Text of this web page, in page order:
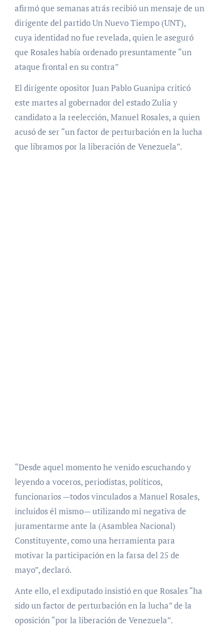
afirmó que semanas atrás recibió un mensaje de un
dirigente del partido Un Nuevo Tiempo (UNT),
cuya identidad no fue revelada, quien le aseguró
que Rosales había ordenado presuntamente “un
ataque frontal en su contra”
El dirigente opositor Juan Pablo Guanipa criticó
este martes al gobernador del estado Zulia y
candidato a la reelección, Manuel Rosales, a quien
acusó de ser “un factor de perturbación en la lucha
que libramos por la liberación de Venezuela”.
“Desde aquel momento he venido escuchando y
leyendo a voceros, periodistas, políticos,
funcionarios —todos vinculados a Manuel Rosales,
incluidos él mismo— utilizando mi negativa de
juramentarme ante la (Asamblea Nacional)
Constituyente, como una herramienta para
motivar la participación en la farsa del 25 de
mayo”, declaró.
Ante ello, el exdiputado insistió en que Rosales “ha
sido un factor de perturbación en la lucha” de la
oposición “por la liberación de Venezuela”.